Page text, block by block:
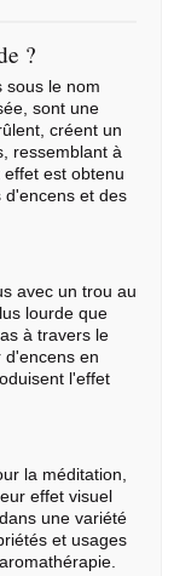
?
sous le nom
sont une
créent un
ressemblant à
est obtenu
d'encens et des
avec un trou au
lourde que
à travers le
d'encens en
l'effet
la méditation,
effet visuel
une variété
et usages